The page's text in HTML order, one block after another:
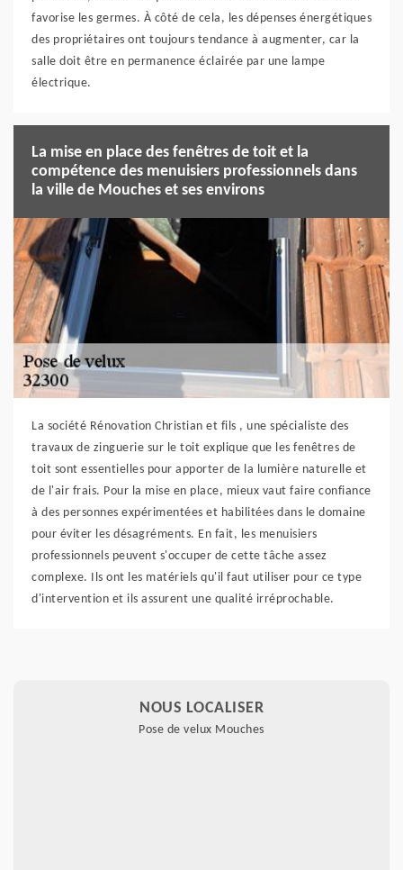
favorise les germes. À côté de cela, les dépenses énergétiques
des propriétaires ont toujours tendance à augmenter, car la
salle doit être en permanence éclairée par une lampe
électrique.
La mise en place des fenêtres de toit et la
compétence des menuisiers professionnels dans
la ville de Mouches et ses environs
La société Rénovation Christian et fils , une spécialiste des
travaux de zinguerie sur le toit explique que les fenêtres de
toit sont essentielles pour apporter de la lumière naturelle et
de l'air frais. Pour la mise en place, mieux vaut faire confiance
à des personnes expérimentées et habilitées dans le domaine
pour éviter les désagréments. En fait, les menuisiers
professionnels peuvent s'occuper de cette tâche assez
complexe. Ils ont les matériels qu'il faut utiliser pour ce type
d'intervention et ils assurent une qualité irréprochable.
NOUS LOCALISER
Pose de velux Mouches